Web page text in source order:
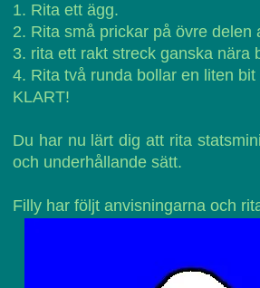
1. Rita ett ägg.
2. Rita små prickar på övre delen
3. rita ett rakt streck ganska nära
4. Rita två runda bollar en liten
KLART!
Du har nu lärt dig att rita
och underhållande sätt.
Filly har följt anvisningarna och